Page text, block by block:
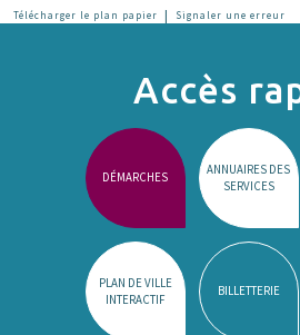
Télécharger le plan papier | Signaler une erreur
Accès
DÉMARCHES
ANNUAIRES DES
SERVICES
PLAN DE VILLE
INTERACTIF
BILLETTERIE